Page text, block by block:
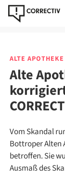
ALTE APOTHEKE
Alte
Vom Skandal
Bottroper Alten
betroffen. Sie
Ausmaß des